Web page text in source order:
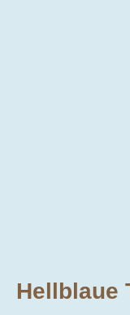
Hellblaue